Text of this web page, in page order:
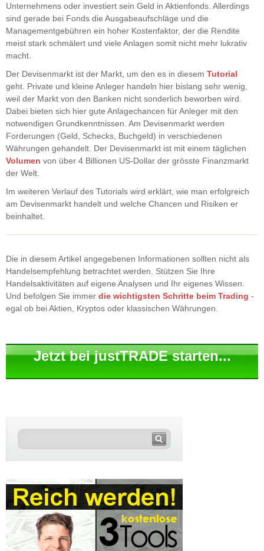
Unternehmens oder investiert sein Geld in Aktienfonds. Allerdings
sind gerade bei Fonds die Ausgabeaufschläge und die
Managementgebühren ein hoher Kostenfaktor, der die Rendite
meist stark schmälert und viele Anlagen somit nicht mehr lukrativ
macht.
Der Devisenmarkt ist der Markt, um den es in diesem Tutorial
geht. Private und kleine Anleger handeln hier bislang sehr wenig,
weil der Markt von den Banken nicht sonderlich beworben wird.
Dabei bieten sich hier gute Anlagechancen für Anleger mit den
notwendigen Grundkenntnissen. Am Devisenmarkt werden
Forderungen (Geld, Schecks, Buchgeld) in verschiedenen
Währungen gehandelt. Der Devisenmarkt ist mit einem täglichen
Volumen von über 4 Billionen US-Dollar der grösste Finanzmarkt
der Welt.
Im weiteren Verlauf des Tutorials wird erklärt, wie man erfolgreich
am Devisenmarkt handelt und welche Chancen und Risiken er
beinhaltet.
Die in diesem Artikel angegebenen Informationen sollten nicht als
Handelsempfehlung betrachtet werden. Stützen Sie Ihre
Handelsaktivitäten auf eigene Analysen und Ihr eigenes Wissen.
Und befolgen Sie immer die wichtigsten Schritte beim Trading -
egal ob bei Aktien, Kryptos oder klassischen Währungen.
Jetzt bei justTRADE starten...